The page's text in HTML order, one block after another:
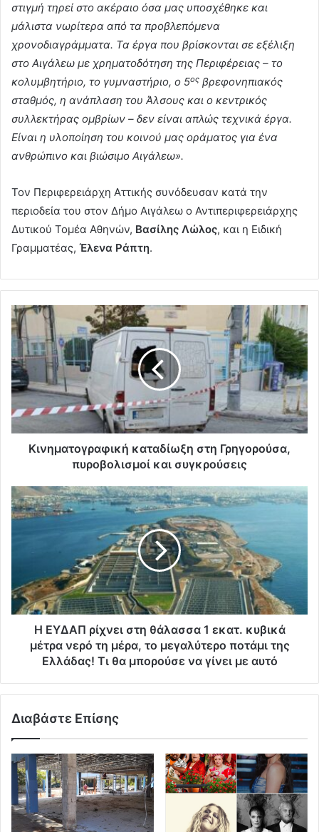
στιγμή τηρεί στο ακέραιο όσα μας υποσχέθηκε και
μάλιστα νωρίτερα από τα προβλεπόμενα
χρονοδιαγράμματα. Τα έργα που βρίσκονται σε εξέλιξη
στο Αιγάλεω με χρηματοδότηση της Περιφέρειας – το
κολυμβητήριο, το γυμναστήριο, ο 5ος βρεφονηπιακός
σταθμός, η ανάπλαση του Άλσους και ο κεντρικός
συλλεκτήρας ομβρίων – δεν είναι απλώς τεχνικά έργα.
Είναι η υλοποίηση του κοινού μας οράματος για ένα
ανθρώπινο και βιώσιμο Αιγάλεω».
Τον Περιφερειάρχη Αττικής συνόδευσαν κατά την
περιοδεία του στον Δήμο Αιγάλεω ο Αντιπεριφερειάρχης
Δυτικού Τομέα Αθηνών, Βασίλης Λώλος, και η Ειδική
Γραμματέας, Έλενα Ράπτη.
Κινηματογραφική καταδίωξη στη Γρηγορούσα,
πυροβολισμοί και συγκρούσεις
Η ΕΥΔΑΠ ρίχνει στη θάλασσα 1 εκατ. κυβικά
μέτρα νερό τη μέρα, το μεγαλύτερο ποτάμι της
Ελλάδας! Τι θα μπορούσε να γίνει με αυτό
Διαβάστε Επίσης